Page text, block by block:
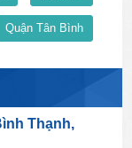
Quận Tân Bình
Thạnh,